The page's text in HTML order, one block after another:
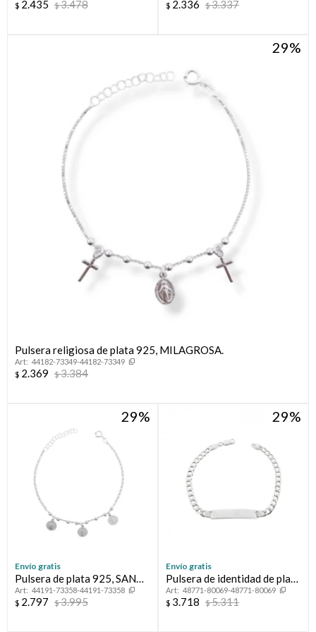
$ 2.435 $3.478 $ 2.336 $3.337
29
Pulsera religiosa de plata 925, MILAGROSA.
44182-73349-44182-73349
$ 2.369 $3.384
29
Envío gratis
Pulsera de plata 925, SAN
BENITO.
44191-73358-44191-73358
$ 2.797 $3.995
29
Envío gratis
Pulsera de identidad de plata
925.48771-80069-48771-80069
$ 3.718 $5.311
Comprá ahora y Pagá
¡Sumate a la forma más ágil de comprar!
* sujeto aprobación crediticia.
Verifica si estás calificado para comprar con Pago
Después: